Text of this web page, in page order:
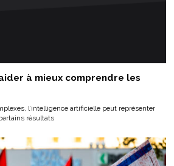
à mieux comprendre les
l’intelligence artificielle peut représenter
résultats